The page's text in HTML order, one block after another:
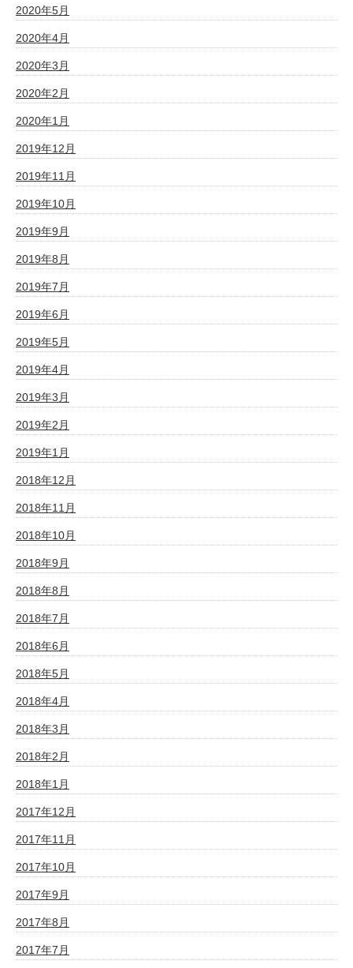
2020年5月
2020年4月
2020年3月
2020年2月
2020年1月
2019年12月
2019年11月
2019年10月
2019年9月
2019年8月
2019年7月
2019年6月
2019年5月
2019年4月
2019年3月
2019年2月
2019年1月
2018年12月
2018年11月
2018年10月
2018年9月
2018年8月
2018年7月
2018年6月
2018年5月
2018年4月
2018年3月
2018年2月
2018年1月
2017年12月
2017年11月
2017年10月
2017年9月
2017年8月
2017年7月